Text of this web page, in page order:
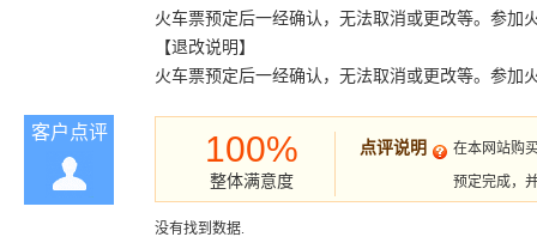
火车票预定后一经确认，无法取消或更改等。参加
【退改说明】
火车票预定后一经确认，无法取消或更改等。参加
客户点评 100%
整体满意度
点评说明
在本网站购
预定完成，
没有找到数据.